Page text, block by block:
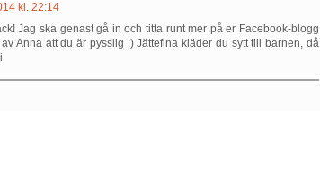
kl. 22:14
Jag ska genast gå in och titta runt mer på er Facebook-blogg
Anna att du är pysslig :) Jättefina kläder du sytt till barnen, då